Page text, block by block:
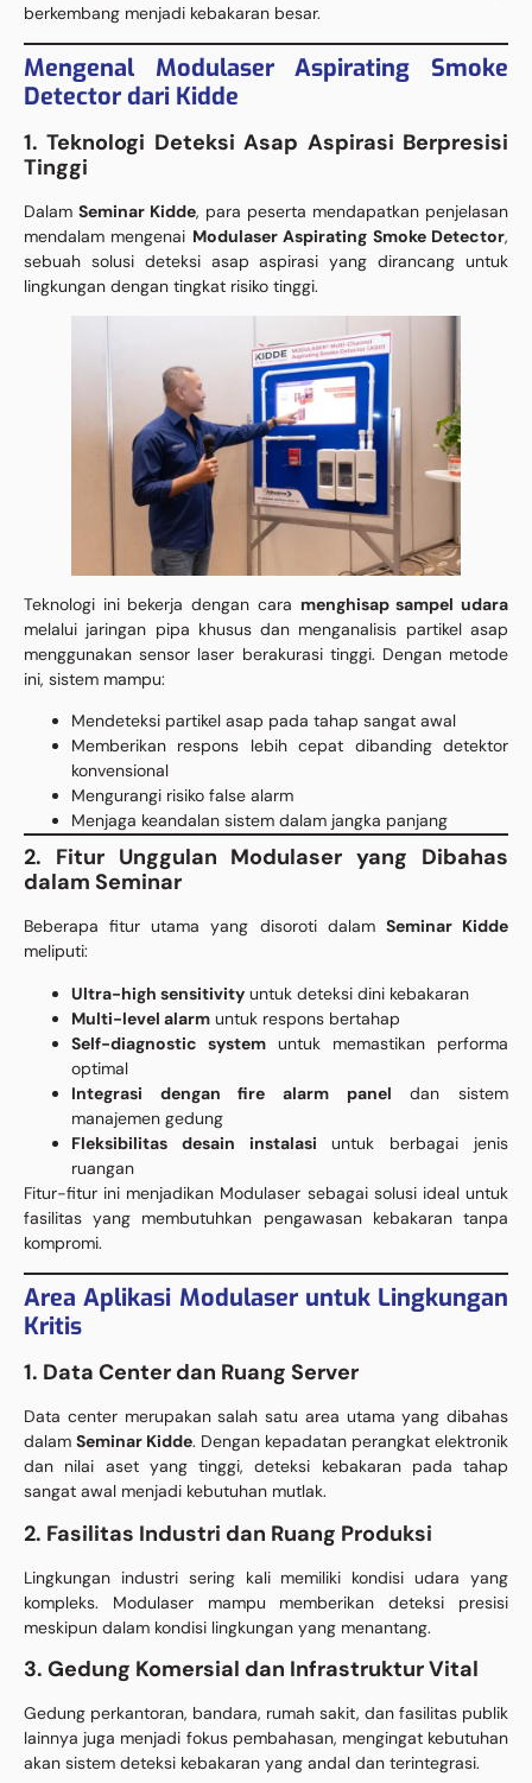
berkembang menjadi kebakaran besar.
Mengenal Modulaser Aspirating Smoke
Detector dari Kidde
1. Teknologi Deteksi Asap Aspirasi Berpresisi
Tinggi
Dalam Seminar Kidde, para peserta mendapatkan penjelasan
mendalam mengenai Modulaser Aspirating Smoke Detector,
sebuah solusi deteksi asap aspirasi yang dirancang untuk
lingkungan dengan tingkat risiko tinggi.
Teknologi ini bekerja dengan cara menghisap sampel udara
melalui jaringan pipa khusus dan menganalisis partikel asap
menggunakan sensor laser berakurasi tinggi. Dengan metode
ini, sistem mampu:
Mendeteksi partikel asap pada tahap sangat awal
Memberikan respons lebih cepat dibanding detektor
konvensional
Mengurangi risiko false alarm
Menjaga keandalan sistem dalam jangka panjang
2. Fitur Unggulan Modulaser yang Dibahas
dalam Seminar
Beberapa fitur utama yang disoroti dalam Seminar Kidde
meliputi:
Ultra-high sensitivity untuk deteksi dini kebakaran
Multi-level alarm untuk respons bertahap
Self-diagnostic system untuk memastikan performa
optimal
Integrasi dengan fire alarm panel dan sistem
manajemen gedung
Fleksibilitas desain instalasi untuk berbagai jenis
ruangan
Fitur-fitur ini menjadikan Modulaser sebagai solusi ideal untuk
fasilitas yang membutuhkan pengawasan kebakaran tanpa
kompromi.
Area Aplikasi Modulaser untuk Lingkungan
Kritis
1. Data Center dan Ruang Server
Data center merupakan salah satu area utama yang dibahas
dalam Seminar Kidde. Dengan kepadatan perangkat elektronik
dan nilai aset yang tinggi, deteksi kebakaran pada tahap
sangat awal menjadi kebutuhan mutlak.
2. Fasilitas Industri dan Ruang Produksi
Lingkungan industri sering kali memiliki kondisi udara yang
kompleks. Modulaser mampu memberikan deteksi presisi
meskipun dalam kondisi lingkungan yang menantang.
3. Gedung Komersial dan Infrastruktur Vital
Gedung perkantoran, bandara, rumah sakit, dan fasilitas publik
lainnya juga menjadi fokus pembahasan, mengingat kebutuhan
akan sistem deteksi kebakaran yang andal dan terintegrasi.